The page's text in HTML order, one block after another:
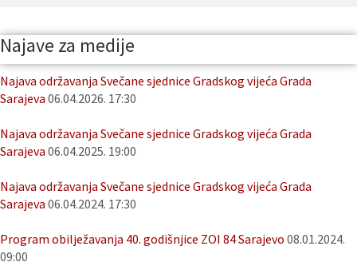
Najave za medije
Najava održavanja Svečane sjednice Gradskog vijeća Grada
Sarajeva 06.04.2026. 17:30
Najava održavanja Svečane sjednice Gradskog vijeća Grada
Sarajeva 06.04.2025. 19:00
Najava održavanja Svečane sjednice Gradskog vijeća Grada
Sarajeva 06.04.2024. 17:30
Program obilježavanja 40. godišnjice ZOI 84 Sarajevo 08.01.2024.
09:00